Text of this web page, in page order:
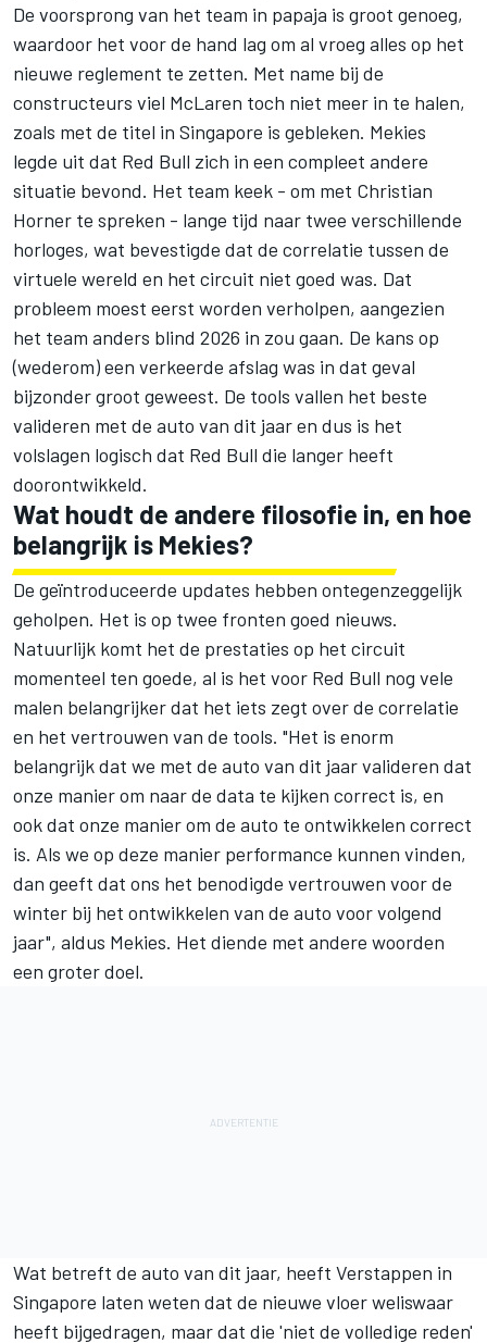
De voorsprong van het team in papaja is groot genoeg,
waardoor het voor de hand lag om al vroeg alles op het
nieuwe reglement te zetten. Met name bij de
constructeurs viel McLaren toch niet meer in te halen,
zoals met de titel in Singapore is gebleken. Mekies
legde uit dat Red Bull zich in een compleet andere
situatie bevond. Het team keek - om met Christian
Horner te spreken - lange tijd naar twee verschillende
horloges, wat bevestigde dat de correlatie tussen de
virtuele wereld en het circuit niet goed was. Dat
probleem moest eerst worden verholpen, aangezien
het team anders blind 2026 in zou gaan. De kans op
(wederom) een verkeerde afslag was in dat geval
bijzonder groot geweest. De tools vallen het beste
valideren met de auto van dit jaar en dus is het
volslagen logisch dat Red Bull die langer heeft
doorontwikkeld.
Wat houdt de andere filosofie in, en hoe
belangrijk is Mekies?
De geïntroduceerde updates hebben ontegenzeggelijk
geholpen. Het is op twee fronten goed nieuws.
Natuurlijk komt het de prestaties op het circuit
momenteel ten goede, al is het voor Red Bull nog vele
malen belangrijker dat het iets zegt over de correlatie
en het vertrouwen van de tools. "Het is enorm
belangrijk dat we met de auto van dit jaar valideren dat
onze manier om naar de data te kijken correct is, en
ook dat onze manier om de auto te ontwikkelen correct
is. Als we op deze manier performance kunnen vinden,
dan geeft dat ons het benodigde vertrouwen voor de
winter bij het ontwikkelen van de auto voor volgend
jaar", aldus Mekies. Het diende met andere woorden
een groter doel.
Wat betreft de auto van dit jaar, heeft Verstappen in
Singapore laten weten dat de nieuwe vloer weliswaar
heeft bijgedragen, maar dat die 'niet de volledige reden'